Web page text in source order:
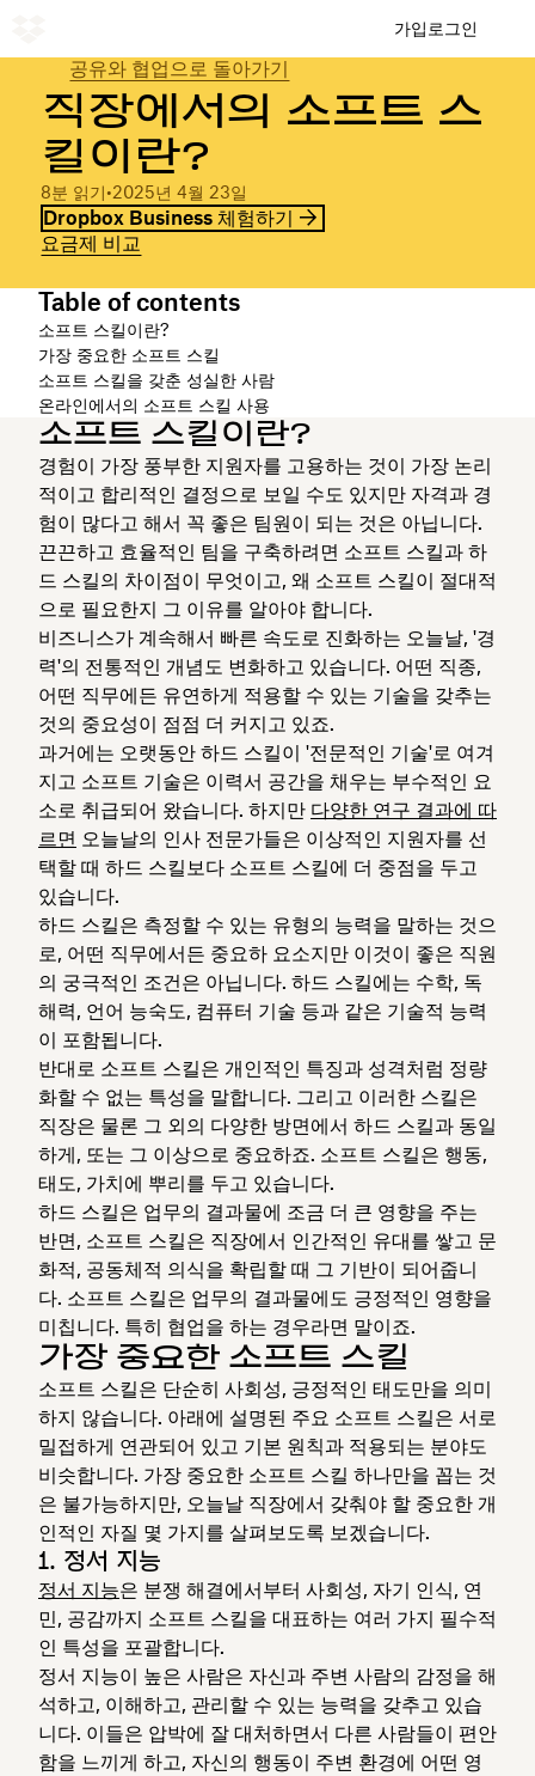
가입 로그인
공유와 협업으로 돌아가기
직장에서의 소프트 스
킬이란?
8분 읽기•2025년 4월 23일
Dropbox Business 체험하기
요금제 비교
Table of contents
소프트 스킬이란?
가장 중요한 소프트 스킬
소프트 스킬을 갖춘 성실한 사람
온라인에서의 소프트 스킬 사용
소프트 스킬이란?
경험이 가장 풍부한 지원자를 고용하는 것이 가장 논리
적이고 합리적인 결정으로 보일 수도 있지만 자격과 경
험이 많다고 해서 꼭 좋은 팀원이 되는 것은 아닙니다.
끈끈하고 효율적인 팀을 구축하려면 소프트 스킬과 하
드 스킬의 차이점이 무엇이고, 왜 소프트 스킬이 절대적
으로 필요한지 그 이유를 알아야 합니다.
비즈니스가 계속해서 빠른 속도로 진화하는 오늘날, '경
력'의 전통적인 개념도 변화하고 있습니다. 어떤 직종,
어떤 직무에든 유연하게 적용할 수 있는 기술을 갖추는
것의 중요성이 점점 더 커지고 있죠.
과거에는 오랫동안 하드 스킬이 '전문적인 기술'로 여겨
지고 소프트 기술은 이력서 공간을 채우는 부수적인 요
소로 취급되어 왔습니다. 하지만 다양한 연구 결과에 따
르면 오늘날의 인사 전문가들은 이상적인 지원자를 선
택할 때 하드 스킬보다 소프트 스킬에 더 중점을 두고
있습니다.
하드 스킬은 측정할 수 있는 유형의 능력을 말하는 것으
로, 어떤 직무에서든 중요하 요소지만 이것이 좋은 직원
의 궁극적인 조건은 아닙니다. 하드 스킬에는 수학, 독
해력, 언어 능숙도, 컴퓨터 기술 등과 같은 기술적 능력
이 포함됩니다.
반대로 소프트 스킬은 개인적인 특징과 성격처럼 정량
화할 수 없는 특성을 말합니다. 그리고 이러한 스킬은
직장은 물론 그 외의 다양한 방면에서 하드 스킬과 동일
하게, 또는 그 이상으로 중요하죠. 소프트 스킬은 행동,
태도, 가치에 뿌리를 두고 있습니다.
하드 스킬은 업무의 결과물에 조금 더 큰 영향을 주는
반면, 소프트 스킬은 직장에서 인간적인 유대를 쌓고 문
화적, 공동체적 의식을 확립할 때 그 기반이 되어줍니
다. 소프트 스킬은 업무의 결과물에도 긍정적인 영향을
미칩니다. 특히 협업을 하는 경우라면 말이죠.
가장 중요한 소프트 스킬
소프트 스킬은 단순히 사회성, 긍정적인 태도만을 의미
하지 않습니다. 아래에 설명된 주요 소프트 스킬은 서로
밀접하게 연관되어 있고 기본 원칙과 적용되는 분야도
비슷합니다. 가장 중요한 소프트 스킬 하나만을 꼽는 것
은 불가능하지만, 오늘날 직장에서 갖춰야 할 중요한 개
인적인 자질 몇 가지를 살펴보도록 보겠습니다.
1. 정서 지능
정서 지능은 분쟁 해결에서부터 사회성, 자기 인식, 연
민, 공감까지 소프트 스킬을 대표하는 여러 가지 필수적
인 특성을 포괄합니다.
정서 지능이 높은 사람은 자신과 주변 사람의 감정을 해
석하고, 이해하고, 관리할 수 있는 능력을 갖추고 있습
니다. 이들은 압박에 잘 대처하면서 다른 사람들이 편안
함을 느끼게 하고, 자신의 행동이 주변 환경에 어떤 영